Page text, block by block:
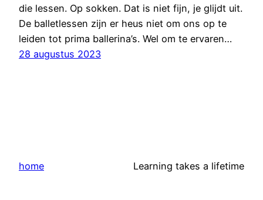
die lessen. Op sokken. Dat is niet fijn, je glijdt uit.
De balletlessen zijn er heus niet om ons op te
leiden tot prima ballerina’s. Wel om te ervaren…
28 augustus 2023
home Learning takes a lifetime